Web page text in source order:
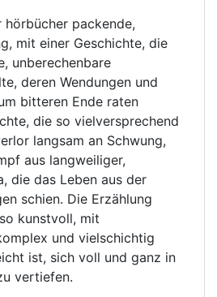
hörbücher packende,
mit einer Geschichte, die
unberechenbare
deren Wendungen und
bitteren Ende raten
die so vielversprechend
langsam an Schwung,
aus langweiliger,
die das Leben aus der
schien. Die Erzählung
kunstvoll, mit
und vielschichtig
ist, sich voll und ganz in
vertiefen.